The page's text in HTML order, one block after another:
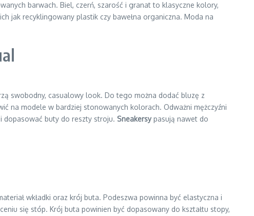
barwach. Biel, czerń, szarość i granat to klasyczne kolory,
jak recyklingowany plastik czy bawełna organiczna. Moda na
swobodny, casualowy look. Do tego można dodać bluzę z
na modele w bardziej stonowanych kolorach. Odważni mężczyźni
dopasować buty do reszty stroju. Sneakersypasują nawet do
wkładki oraz krój buta. Podeszwa powinna być elastyczna i
się stóp. Krój buta powinien być dopasowany do kształtu stopy,